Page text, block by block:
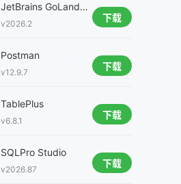
JetBrains GoLand intel版
v2026.2
下载
Postman
v12.9.7
下载
TablePlus
v6.8.1
下载
SQLPro Studio
v2026.87
下载